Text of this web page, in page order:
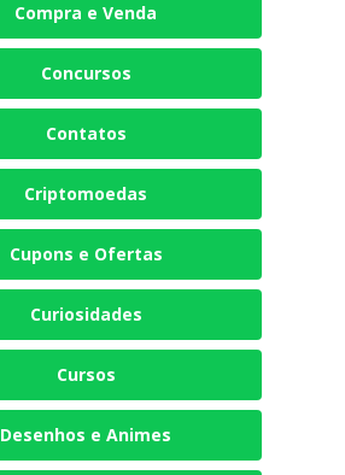
Compra e Venda
Concursos
Contatos
Criptomoedas
Cupons e Ofertas
Curiosidades
Cursos
Desenhos e Animes